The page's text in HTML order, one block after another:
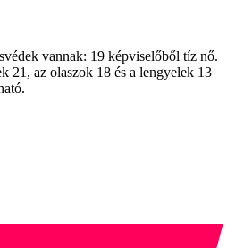
vannak: 19 képviselőből tíz nő.
21, az olaszok 18 és a lengyelek 13